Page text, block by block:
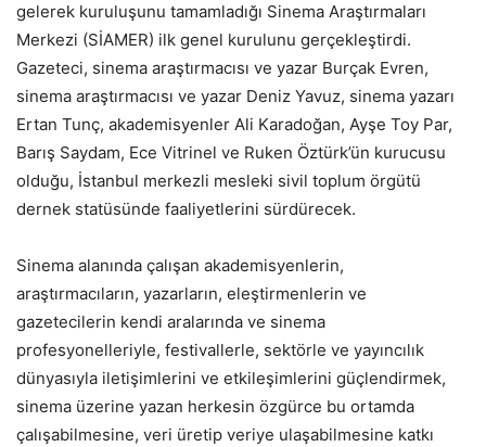
gelerek kuruluşunu tamamladığı Sinema Araştırmaları
Merkezi (SİAMER) ilk genel kurulunu gerçekleştirdi.
Gazeteci, sinema araştırmacısı ve yazar Burçak Evren,
sinema araştırmacısı ve yazar Deniz Yavuz, sinema yazarı
Ertan Tunç, akademisyenler Ali Karadoğan, Ayşe Toy Par,
Barış Saydam, Ece Vitrinel ve Ruken Öztürk’ün kurucusu
olduğu, İstanbul merkezli mesleki sivil toplum örgütü
dernek statüsünde faaliyetlerini sürdürecek.
Sinema alanında çalışan akademisyenlerin,
araştırmacıların, yazarların, eleştirmenlerin ve
gazetecilerin kendi aralarında ve sinema
profesyonelleriyle, festivallerle, sektörle ve yayıncılık
dünyasıyla iletişimlerini ve etkileşimlerini güçlendirmek,
sinema üzerine yazan herkesin özgürce bu ortamda
çalışabilmesine, veri üretip veriye ulaşabilmesine katkı